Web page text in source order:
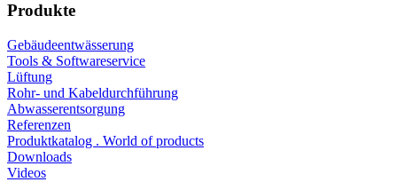
Produkte
Gebäudeentwässerung
Tools & Softwareservice
Lüftung
Rohr- und Kabeldurchführung
Abwasserentsorgung
Referenzen
Produktkatalog . World of products
Downloads
Videos